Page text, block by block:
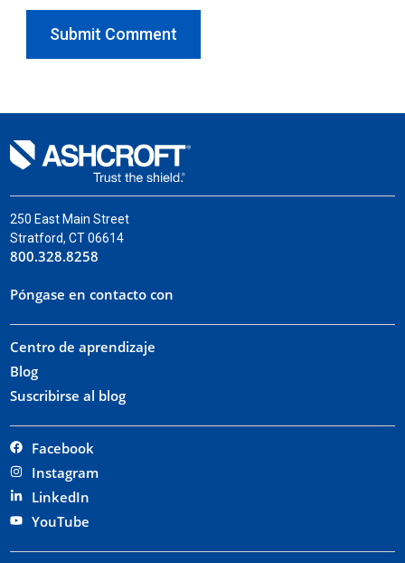
250 East Main Street
Stratford, CT 06614
800.328.8258
Póngase en contacto con
Centro de aprendizaje
Blog
Suscribirse al blog
Facebook
Instagram
LinkedIn
YouTube